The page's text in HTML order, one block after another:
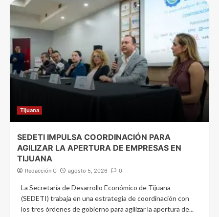
Tijuana
SEDETI IMPULSA COORDINACIÓN PARA
AGILIZAR LA APERTURA DE EMPRESAS EN
TIJUANA
Redacción C agosto 5, 2026 0
La Secretaría de Desarrollo Económico de Tijuana
(SEDETI) trabaja en una estrategia de coordinación con
los tres órdenes de gobierno para agilizar la apertura de...